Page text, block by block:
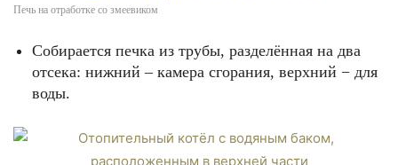
Печь на отработке со змеевиком
Собирается печка из трубы, разделённая на два
отсека: нижний – камера сгорания, верхний − для
воды.